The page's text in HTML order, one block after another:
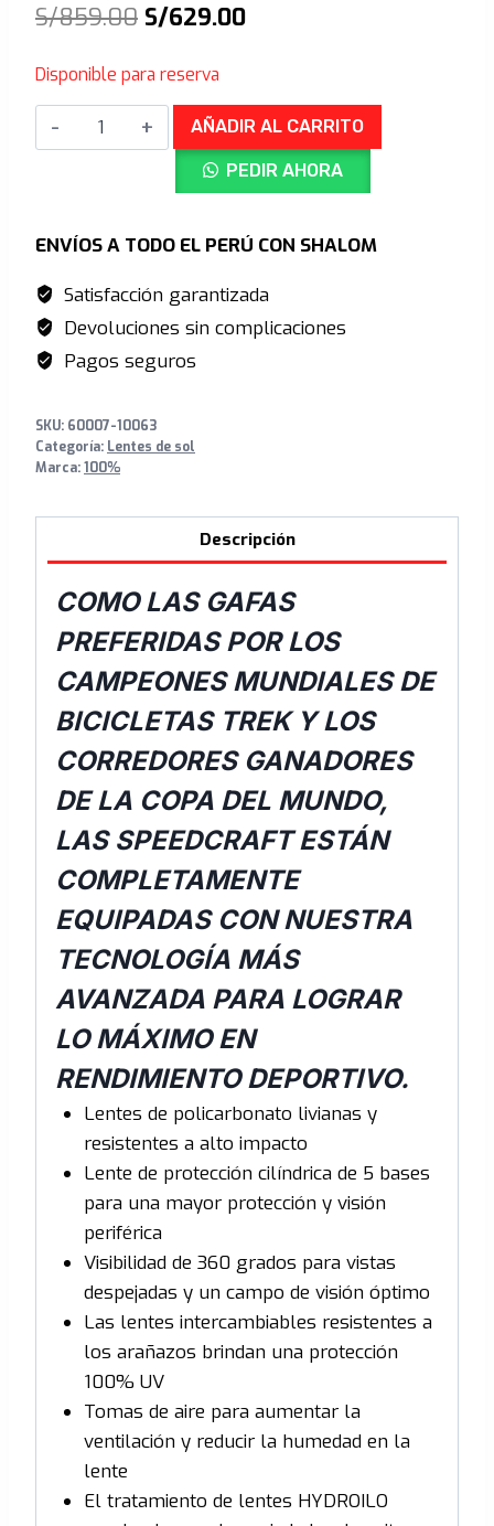
S/859.00 El
era:
S/859.00.
S/629.00El
es:
S/629.00.
Disponible para reserva
SPEEDCRAFT
®
Grey
Matte
Black
HiPER®
Mirror
cantidad
AÑADIR AL CARRITO
PEDIR AHORA
ENVÍOS A TODO EL PERÚ CON SHALOM
Satisfacción garantizada
Devoluciones sin complicaciones
Pagos seguros
SKU: 60007-10063
Categoría: Lentes de sol
Marca:100%
Descripción
COMO LAS GAFAS
PREFERIDAS POR LOS
CAMPEONES MUNDIALES DE
BICICLETAS TREK Y LOS
CORREDORES GANADORES
DE LA COPA DEL MUNDO,
LAS SPEEDCRAFT ESTÁN
COMPLETAMENTE
EQUIPADAS CON NUESTRA
TECNOLOGÍA MÁS
AVANZADA PARA LOGRAR
LO MÁXIMO EN
RENDIMIENTO DEPORTIVO.
Lentes de policarbonato livianas y
resistentes a alto impacto
Lente de protección cilíndrica de 5 bases
para una mayor protección y visión
periférica
Visibilidad de 360 grados para vistas
despejadas y un campo de visión óptimo
Las lentes intercambiables resistentes a
los arañazos brindan una protección
100% UV
Tomas de aire para aumentar la
ventilación y reducir la humedad en la
lente
El tratamiento de lentes HYDROILO